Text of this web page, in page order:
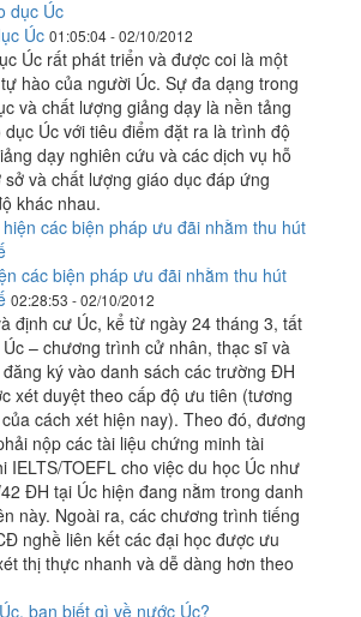
Úc 01:05:04 - 02/10/2012
Úc rất phát triển và được coi là một
hào của người Úc. Sự đa dạng trong
và chất lượng giảng dạy là nền tảng
Úc với tiêu điểm đặt ra là trình độ
dạy nghiên cứu và các dịch vụ hỗ
và chất lượng giáo dục đáp ứng
khác nhau.
các biện pháp ưu đãi nhằm thu hút
02:28:53 - 02/10/2012
định cư Úc, kể từ ngày 24 tháng 3, tất
– chương trình cử nhân, thạc sĩ và
ký vào danh sách các trường ĐH
xét duyệt theo cấp độ ưu tiên (tương
cách xét hiện nay). Theo đó, đương
nộp các tài liệu chứng minh tài
IELTS/TOEFL cho việc du học Úc như
ĐH tại Úc hiện đang nằm trong danh
này. Ngoài ra, các chương trình tiếng
nghề liên kết các đại học được ưu
thị thực nhanh và dễ dàng hơn theo